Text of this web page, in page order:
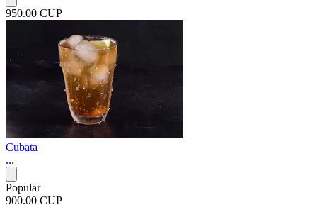
950.00 CUP
Cubata
...
Popular
900.00 CUP